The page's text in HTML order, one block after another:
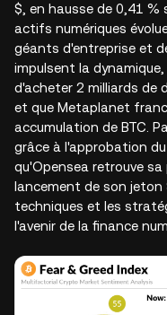
$, en hausse de 0,41 %
actifs numériques
géants d'entreprise et
impulsent la
d'acheter 2 milliards de
et que Metaplanet
accumulation de BTC.
grâce à l'approbation
qu'Opensea retrouve
lancement de son jeton
techniques et les
l'avenir de la finance